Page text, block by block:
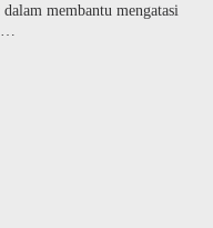
membantu mengatasi